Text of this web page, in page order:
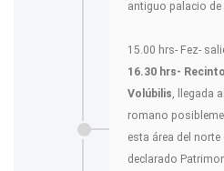
antiguo palacio de
15.00 hrs- Fez-
16.30 hrs-
Volúbilis, llegada
romano
esta área del
declarado